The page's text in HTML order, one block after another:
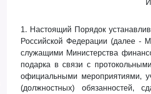
1. Настоящий Порядок
Российской Федерации (далее -
служащими Министерства
подарка в связи с
официальными мероприятиями,
(должностных) обязанностей,